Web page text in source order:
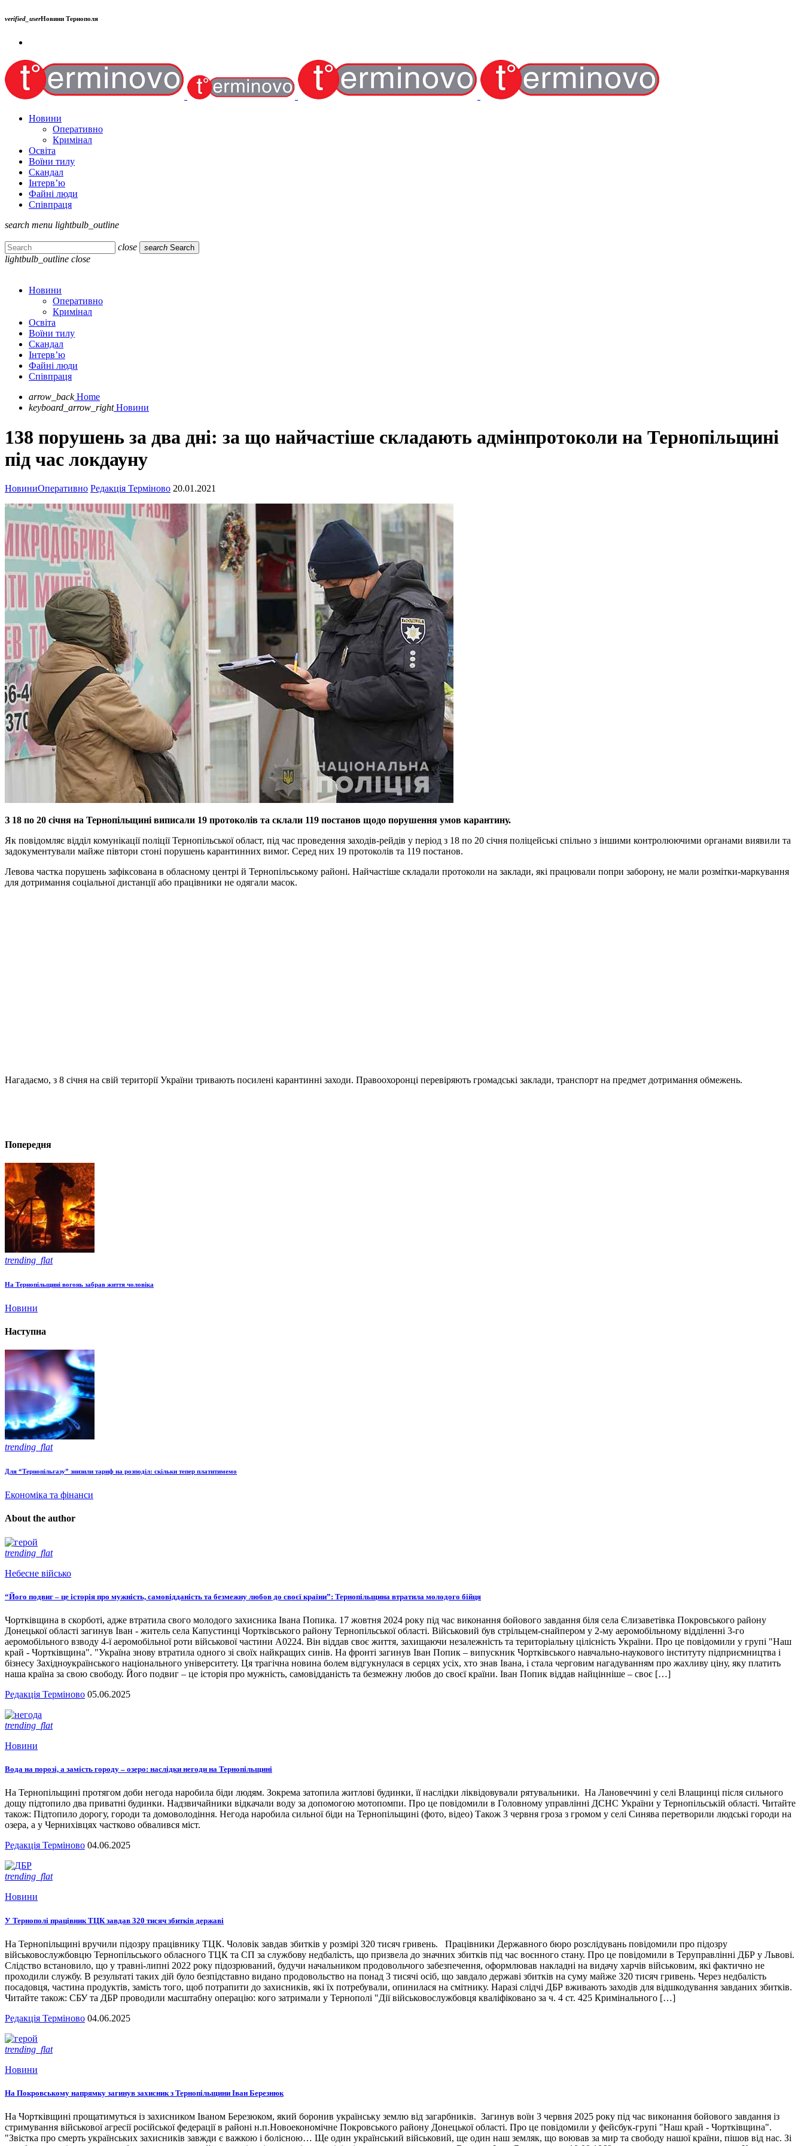
verified_userНовини Тернополя
Новини
Оперативно
Кримінал
Освіта
Воїни тилу
Скандал
Інтерв’ю
Файні люди
Співпраця
search menu lightbulb_outline
close search Search
lightbulb_outline close
Новини
Оперативно
Кримінал
Освіта
Воїни тилу
Скандал
Інтерв’ю
Файні люди
Співпраця
arrow_back Home
keyboard_arrow_right Новини
138 порушень за два дні: за що найчастіше складають адмінпротоколи на Тернопільщині
під час локдауну
НовиниОперативно Редакція Терміново 20.01.2021
З 18 по 20 січня на Тернопільщині виписали 19 протоколів та склали 119 постанов щодо порушення умов карантину.
Як повідомляє відділ комунікації поліції Тернопільської област, під час проведення заходів-рейдів у період з 18 по 20 січня поліцейські спільно з іншими контролюючими органами виявили та
задокументували майже півтори стоні порушень карантинних вимог. Серед них 19 протоколів та 119 постанов.
Левова частка порушень зафіксована в обласному центрі й Тернопільському районі. Найчастіше складали протоколи на заклади, які працювали попри заборону, не мали розмітки-маркування
для дотримання соціальної дистанції або працівники не одягали масок.
Нагадаємо, з 8 січня на свій території України тривають посилені карантинні заходи. Правоохоронці перевіряють громадські заклади, транспорт на предмет дотримання обмежень.
Попередня
trending_flat
На Тернопільщині вогонь забрав життя чоловіка
Новини
Наступна
trending_flat
Для “Тернопільгазу” знизили тариф на розподіл: скільки тепер платитимемо
Економіка та фінанси
About the author
trending_flat
Небесне військо
“Його подвиг – це історія про мужність, самовідданість та безмежну любов до своєї країни”: Тернопільщина втратила молодого бійця
Чортківщина в скорботі, адже втратила свого молодого захисника Івана Попика. 17 жовтня 2024 року під час виконання бойового завдання біля села Єлизаветівка Покровського району
Донецької області загинув Іван - житель села Капустинці Чортківського району Тернопільської області. Військовий був стрільцем-снайпером у 2-му аеромобільному відділенні 3-го
аеромобільного взводу 4-ї аеромобільної роти військової частини А0224. Він віддав своє життя, захищаючи незалежність та територіальну цілісність України. Про це повідомили у групі "Наш
край - Чортківщина". "Україна знову втратила одного зі своїх найкращих синів. На фронті загинув Іван Попик – випускник Чортківського навчально-наукового інституту підприємництва і
бізнесу Західноукраїнського національного університету. Ця трагічна новина болем відгукнулася в серцях усіх, хто знав Івана, і стала черговим нагадуванням про жахливу ціну, яку платить
наша країна за свою свободу. Його подвиг – це історія про мужність, самовідданість та безмежну любов до своєї країни. Іван Попик віддав найцінніше – своє […]
Редакція Терміново 05.06.2025
trending_flat
Новини
Вода на порозі, а замість городу – озеро: наслідки негоди на Тернопільщині
На Тернопільщині протягом доби негода наробила біди людям. Зокрема затопила житлові будинки, її наслідки ліквідовували рятувальники. На Лановеччині у селі Влащинці після сильного
дощу підтопило два приватні будинки. Надзвичайники відкачали воду за допомогою мотопомпи. Про це повідомили в Головному управлінні ДСНС України у Тернопільській області. Читайте
також: Підтопило дорогу, городи та домоволодіння. Негода наробила сильної біди на Тернопільщині (фото, відео) Також 3 червня гроза з громом у селі Синява перетворили людські городи на
озера, а у Чернихівцях частково обвалився міст.
Редакція Терміново 04.06.2025
trending_flat
Новини
У Тернополі працівник ТЦК завдав 320 тисяч збитків державі
На Тернопільщині вручили підозру працівнику ТЦК. Чоловік завдав збитків у розмірі 320 тисяч гривень. Працівники Державного бюро розслідувань повідомили про підозру
військовослужбовцю Тернопільського обласного ТЦК та СП за службову недбалість, що призвела до значних збитків під час воєнного стану. Про це повідомили в Теруправлінні ДБР у Львові.
Слідство встановило, що у травні-липні 2022 року підозрюваний, будучи начальником продовольчого забезпечення, оформлював накладні на видачу харчів військовим, які фактично не
проходили службу. В результаті таких дій було безпідставно видано продовольство на понад 3 тисячі осіб, що завдало державі збитків на суму майже 320 тисяч гривень. Через недбалість
посадовця, частина продуктів, замість того, щоб потрапити до захисників, які їх потребували, опинилася на смітнику. Наразі слідчі ДБР вживають заходів для відшкодування завданих збитків.
Читайте також: СБУ та ДБР проводили масштабну операцію: кого затримали у Тернополі "Дії військовослужбовця кваліфіковано за ч. 4 ст. 425 Кримінального […]
Редакція Терміново 04.06.2025
trending_flat
Новини
На Покровському напрямку загинув захисник з Тернопільщини Іван Березнюк
На Чортківщині прощатимуться із захисником Іваном Березюком, який боронив українську землю від загарбників. Загинув воїн 3 червня 2025 року під час виконання бойового завдання із
стримування військової агресії російської федерації в районі н.п.Новоекономічне Покровського району Донецької області. Про це повідомили у фейсбук-групі "Наш край - Чортківщина".
"Звістка про смерть українських захисників завжди є важкою і болісною… Ще один український військовий, ще один наш земляк, що воював за мир та свободу нашої країни, пішов від нас. Зі